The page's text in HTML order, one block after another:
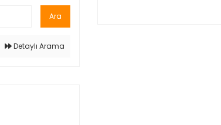
Ara
Detaylı Arama